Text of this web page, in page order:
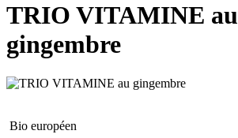
TRIO VITAMINE au
gingembre
Bio européen